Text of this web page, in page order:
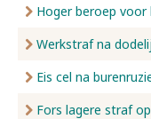
Hoger beroep
Werkstraf na
Eis cel na
Fors lagere straf